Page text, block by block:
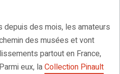
des mois, les amateurs
des musées et vont
partout en France,
eux, laCollection Pinault